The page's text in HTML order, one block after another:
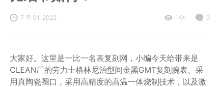
7 月 01, 2022 1K+ 0
大家好。这里是一比一名表复刻网，小编今天给带来是
CLEAN厂的劳力士格林尼治型间金黑GMT复刻腕表。采
用真陶瓷圈口，采用高精度的高温一体烧制技术，以及激